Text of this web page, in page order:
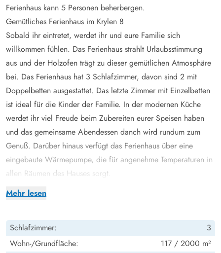
Mehr lesen
Ferienhaus kann 5 Personen beherbergen.
Gemütliches Ferienhaus im Krylen 8
Sobald ihr eintretet, werdet ihr und eure Familie sich
willkommen fühlen. Das Ferienhaus strahlt Urlaubsstimmung
aus und der Holzofen trägt zu dieser gemütlichen Atmosphäre
bei. Das Ferienhaus hat 3 Schlafzimmer, davon sind 2 mit
Doppelbetten ausgestattet. Das letzte Zimmer mit Einzelbetten
ist ideal für die Kinder der Familie. In der modernen Küche
werdet ihr viel Freude beim Zubereiten eurer Speisen haben
und das gemeinsame Abendessen danch wird rundum zum
Genuß. Darüber hinaus verfügt das Ferienhaus über eine
eingebaute Wärmepumpe, die für angenehme Temperaturen in
allen Räumen des Hauses sorgt.
Ferienhaus mit außergewöhnlich guter Lage in Houvig
nahekommen könnt. Bis zur Nordsee ist es nur ein
Katzensprung, sodass ihr leicht an den schönen Sandstrand
Schlafzimmer:
3
Wohn-/Grundfläche:
117 / 2000 m²